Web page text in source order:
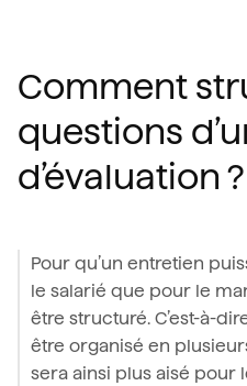
Comment
questions
d’évaluation ?
Pour qu’un entretien
le salarié que pour le
être structuré. C’est-à-
être organisé en
sera ainsi plus aisé